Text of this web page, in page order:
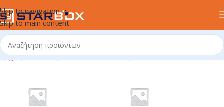
Skip to navigation
Skip to main content
Αρχική σελίδα/Προϊόν Κατασκευαστής/Nobleza